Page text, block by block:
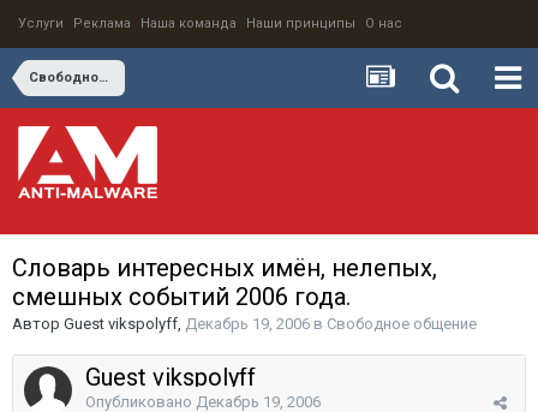
Услуги Реклама Наша команда Наши принципы О нас
Свободное общение
Словарь интересных имён, нелепых,
смешных событий 2006 года.
Автор Guest vikspolyff, Декабрь 19, 2006 в Свободное общение
Guest vikspolyff
Опубликовано Декабрь 19, 2006